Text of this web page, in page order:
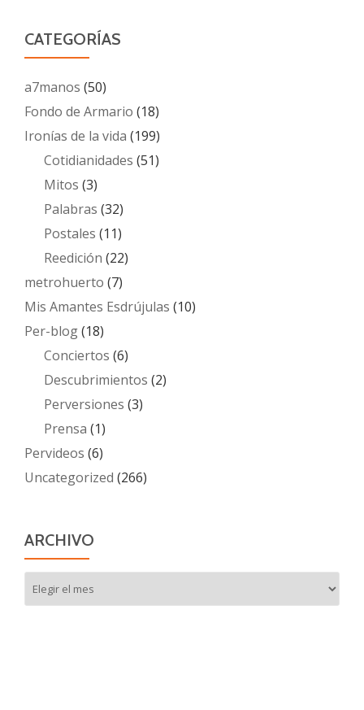
CATEGORÍAS
a7manos (50)
Fondo de Armario (18)
Ironías de la vida (199)
Cotidianidades (51)
Mitos (3)
Palabras (32)
Postales (11)
Reedición (22)
metrohuerto (7)
Mis Amantes Esdrújulas (10)
Per-blog(18)
Conciertos (6)
Descubrimientos (2)
Perversiones (3)
Prensa (1)
Pervideos (6)
Uncategorized (266)
ARCHIVO